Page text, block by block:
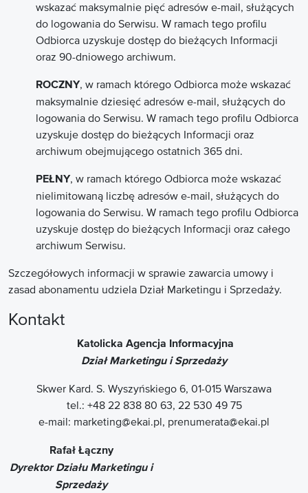
wskazać maksymalnie pięć adresów e-mail, służących
do logowania do Serwisu. W ramach tego profilu
Odbiorca uzyskuje dostęp do bieżących Informacji
oraz 90-dniowego archiwum.
ROCZNY, w ramach którego Odbiorca może wskazać
maksymalnie dziesięć adresów e-mail, służących do
logowania do Serwisu. W ramach tego profilu Odbiorca
uzyskuje dostęp do bieżących Informacji oraz
archiwum obejmującego ostatnich 365 dni.
PEŁNY, w ramach którego Odbiorca może wskazać
nielimitowaną liczbę adresów e-mail, służących do
logowania do Serwisu. W ramach tego profilu Odbiorca
uzyskuje dostęp do bieżących Informacji oraz całego
archiwum Serwisu.
Szczegółowych informacji w sprawie zawarcia umowy i
zasad abonamentu udziela Dział Marketingu i Sprzedaży.
Kontakt
Katolicka Agencja Informacyjna
Dział Marketingu i Sprzedaży
Skwer Kard. S. Wyszyńskiego 6, 01-015 Warszawa
tel.: +48 22 838 80 63, 22 530 49 75
e-mail: marketing@ekai.pl, prenumerata@ekai.pl
Rafał Łączny
Dyrektor Działu Marketingu i
Sprzedaży